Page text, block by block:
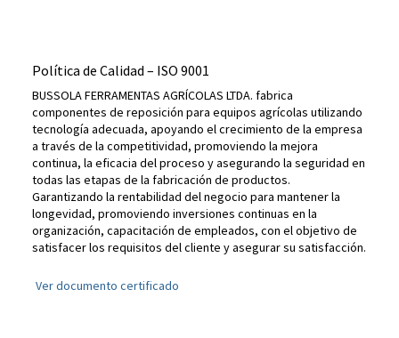
Política de Calidad – ISO 9001
BUSSOLA FERRAMENTAS AGRÍCOLAS LTDA. fabrica
componentes de reposición para equipos agrícolas utilizando
tecnología adecuada, apoyando el crecimiento de la empresa
a través de la competitividad, promoviendo la mejora
continua, la eficacia del proceso y asegurando la seguridad en
todas las etapas de la fabricación de productos.
Garantizando la rentabilidad del negocio para mantener la
longevidad, promoviendo inversiones continuas en la
organización, capacitación de empleados, con el objetivo de
satisfacer los requisitos del cliente y asegurar su satisfacción.
Ver documento certificado